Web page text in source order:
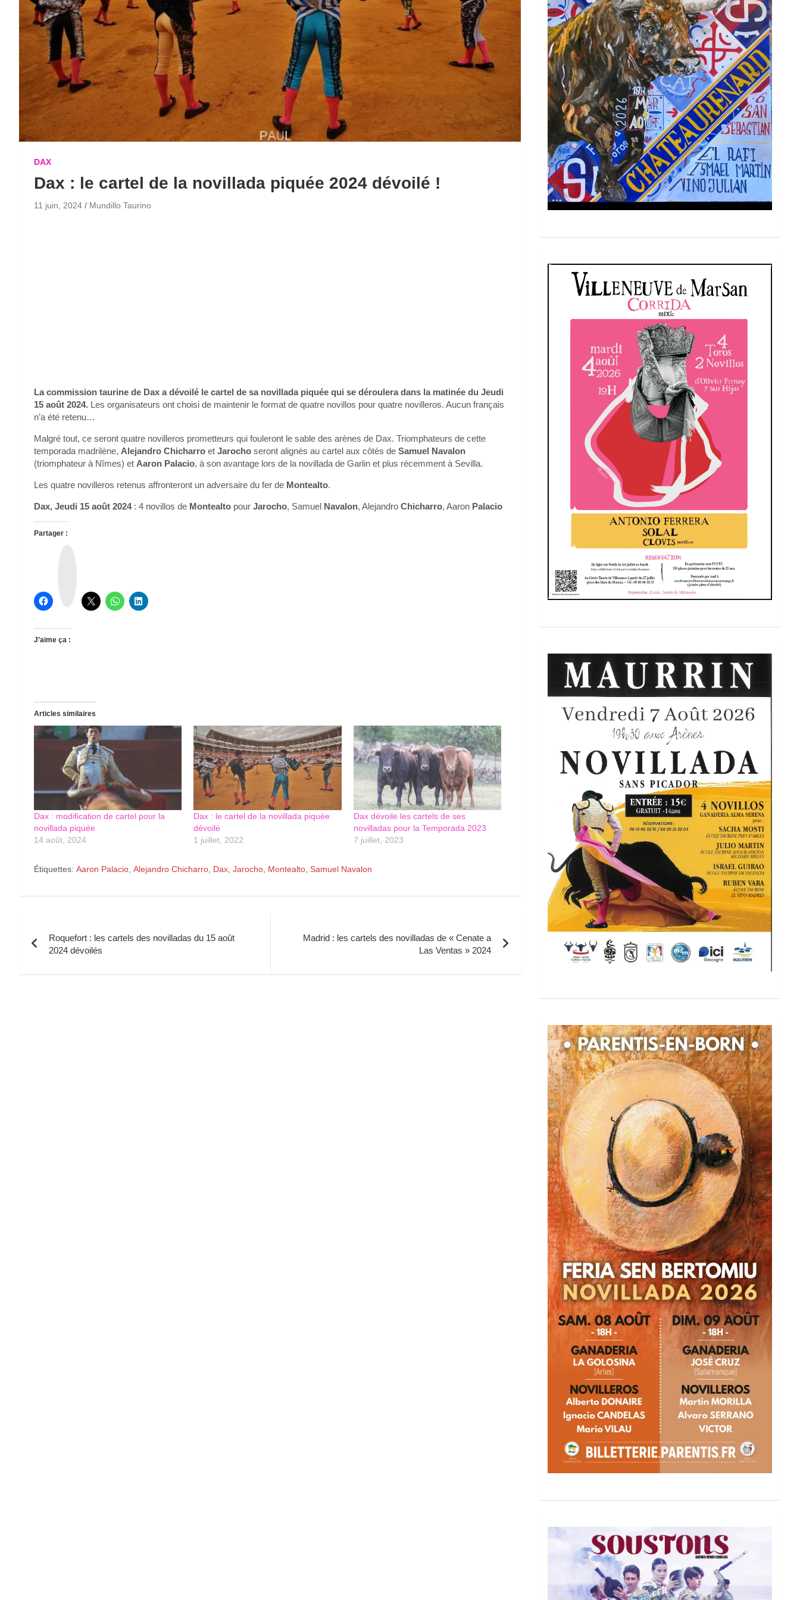
DAX
Dax : le cartel de la novillada piquée 2024 dévoilé !
11 juin, 2024 Mundillo Taurino
La commission taurine de Dax a dévoilé le cartel de sa novillada piquée qui se déroulera dans la matinée du Jeudi
15 août 2024. Les organisateurs ont choisi de maintenir le format de quatre novillos pour quatre novilleros. Aucun français
n’a été retenu…
Malgré tout, ce seront quatre novilleros prometteurs qui fouleront le sable des arènes de Dax. Triomphateurs de cette
temporada madrilène, Alejandro Chicharro et Jarocho seront alignés au cartel aux côtés de Samuel Navalon
(triomphateur à Nîmes) et Aaron Palacio, à son avantage lors de la novillada de Garlin et plus récemment à Sevilla.
Les quatre novilleros retenus affronteront un adversaire du fer de Montealto.
Dax, Jeudi 15 août 2024: 4 novillos de Montealto pour Jarocho, Samuel Navalon, Alejandro Chicharro, Aaron Palacio
Partager :
J’aime ça :
Articles similaires
Dax : modification de cartel pour la
novillada piquée
14 août, 2024
Dax : le cartel de la novillada piquée
dévoilé
1 juillet, 2022
Dax dévoile les cartels de ses
novilladas pour la Temporada 2023
7 juillet, 2023
Étiquettes: Aaron Palacio Alejandro Chicharro Dax Jarocho Montealto Samuel Navalon
de
l’article
Roquefort : les cartels des novilladas du 15 août
2024 dévoilés
Madrid : les cartels des novilladas de « Cenate a
Las Ventas » 2024